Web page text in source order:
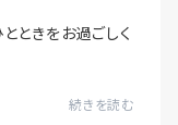
きをお過ごしく
続きを読む